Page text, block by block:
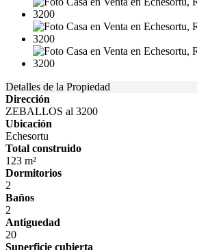
Detalles de la Propiedad
Dirección
ZEBALLOS al 3200
Ubicación
Echesortu
Total construido
123 m²
Dormitorios
2
Baños
2
Antiguedad
20
Superficie cubierta